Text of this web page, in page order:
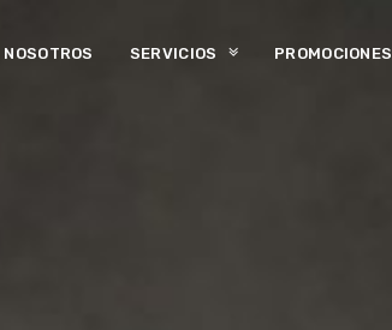
NOSOTROS SERVICIOS PROMOCIONES